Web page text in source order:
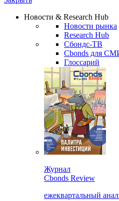
Надстройка XLS
Сбондс Люди
Новости & Research Hub
Новости рынка
Research Hub
Сбондс-ТВ
Cbonds для СМИ
Глоссарий